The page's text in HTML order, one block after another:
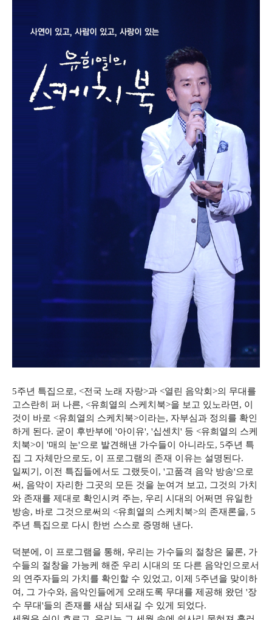
5주년 특집으로, <전국 노래 자랑>과 <열린 음악회>의 무대를
고스란히 퍼 나른, <유희열의 스케치북>을 보고 있노라면, 이
것이 바로 <유희열의 스케치북>이라는, 자부심과 정의를 확인
하게 된다. 굳이 후반부에 '아이유', '십센치' 등 <유희열의 스케
치북>이 '매의 눈'으로 발견해낸 가수들이 아니라도, 5주년 특
집 그 자체만으로도, 이 프로그램의 존재 이유는 설명된다.
일찌기, 이전 특집들에서도 그랬듯이, '고품격 음악 방송'으로
써, 음악이 자리한 그곳의 모든 것을 눈여겨 보고, 그것의 가치
와 존재를 제대로 확인시켜 주는, 우리 시대의 어쩌면 유일한
방송, 바로 그것으로써의 <유희열의 스케치북>의 존재론을, 5
주년 특집으로 다시 한번 스스로 증명해 낸다.
덕분에, 이 프로그램을 통해, 우리는 가수들의 절창은 물론, 가
수들의 절창을 가능케 해준 우리 시대의 또 다른 음악인으로서
의 연주자들의 가치를 확인할 수 있었고, 이제 5주년을 맞이하
여, 그 가수와, 음악인들에게 오래도록 무대를 제공해 왔던 '장
수 무대'들의 존재를 새삼 되새길 수 있게 되었다.